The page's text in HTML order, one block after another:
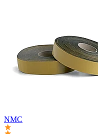
NMC